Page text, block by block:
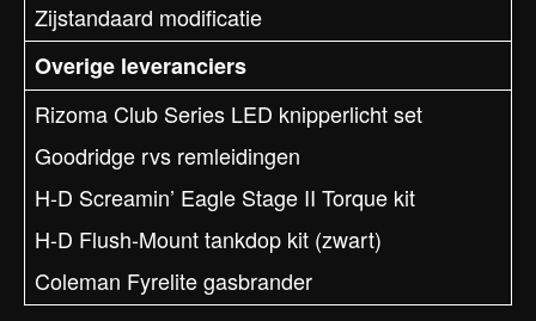
Zijstandaard modificatie
Overige leveranciers
Rizoma Club Series LED knipperlicht set
Goodridge rvs remleidingen
H-D Screamin’ Eagle Stage II Torque kit
H-D Flush-Mount tankdop kit (zwart)
Coleman Fyrelite gasbrander